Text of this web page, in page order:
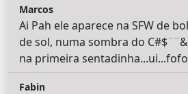
Marcos
Ai Pah ele aparece na SFW de
de sol, numa sombra do
na primeira
Fabin